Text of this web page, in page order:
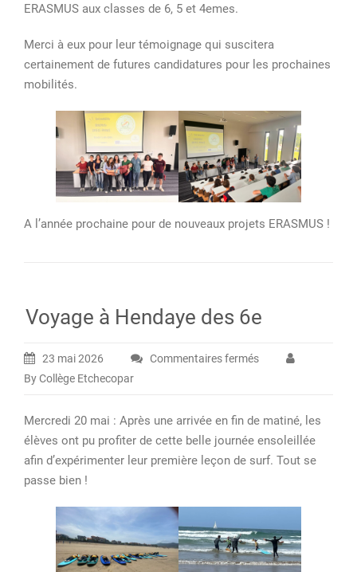
bilan
et
pour
l’an
prochain
ERASMUS aux classes de 6, 5 et 4emes.
Merci à eux pour leur témoignage qui suscitera
certainement de futures candidatures pour les prochaines
mobilités.
A l’année prochaine pour de nouveaux projets ERASMUS !
Voyage à Hendaye des 6e
23 mai 2026 Commentaires ferméssur
Hendaye
des
6e
By Collège Etchecopar
Mercredi 20 mai : Après une arrivée en fin de matiné, les
élèves ont pu profiter de cette belle journée ensoleillée
afin d’expérimenter leur première leçon de surf. Tout se
passe bien !